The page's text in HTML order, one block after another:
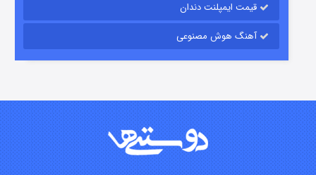
قیمت ایمپلنت دندان
آهنگ هوش مصنوعی